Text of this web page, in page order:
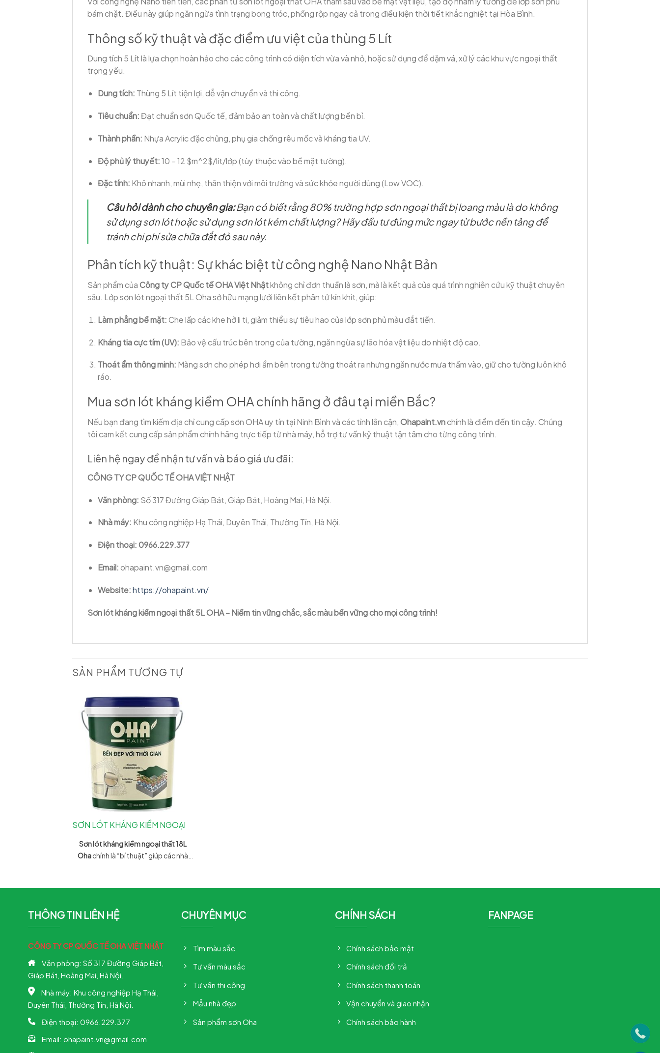
bám chặt. Điều này giúp ngăn ngừa tình trạng bong tróc, phồng rộp ngay cả trong điều kiện thời tiết khắc nghiệt tại Hòa Bình.
Thông số kỹ thuật và đặc điểm ưu việt của thùng 5 Lít
Dung tích 5 Lít là lựa chọn hoàn hảo cho các công trình có diện tích vừa và nhỏ, hoặc sử dụng để dặm vá, xử lý các khu vực ngoại thất
trọng yếu.
Dung tích: Thùng 5 Lít tiện lợi, dễ vận chuyển và thi công.
Tiêu chuẩn:Đạt chuẩn sơn Quốc tế, đảm bảo an toàn và chất lượng bền bỉ.
Thành phần: Nhựa Acrylic đặc chủng, phụ gia chống rêu mốc và kháng tia UV.
Độ phủ lý thuyết:10 – 12 $m^2$/lít/lớp (tùy thuộc vào bề mặt tường).
Đặc tính: Khô nhanh, mùi nhẹ, thân thiện với môi trường và sức khỏe người dùng (Low VOC).
Câu hỏi dành cho chuyên gia:Bạn có biết rằng 80% trường hợp sơn ngoại thất bị loang màu là do không
sử dụng sơn lót hoặc sử dụng sơn lót kém chất lượng? Hãy đầu tư đúng mức ngay từ bước nền tảng để
tránh chi phí sửa chữa đắt đỏ sau này.
Phân tích kỹ thuật: Sự khác biệt từ công nghệ Nano Nhật Bản
Sản phẩm củaCông ty CP Quốc tế OHA Việt Nhậtkhông chỉ đơn thuần là sơn, mà là kết quả của quá trình nghiên cứu kỹ thuật chuyên
sâu. Lớp sơn lót ngoại thất 5L Oha sở hữu mạng lưới liên kết phân tử kín khít, giúp:
Làm phẳng bề mặt:Che lấp các khe hở li ti, giảm thiểu sự tiêu hao của lớp sơn phủ màu đắt tiền.
Kháng tia cực tím (UV): Bảo vệ cấu trúc bên trong của tường, ngăn ngừa sự lão hóa vật liệu do nhiệt độ cao.
Thoát ẩm thông minh: Màng sơn cho phép hơi ẩm bên trong tường thoát ra nhưng ngăn nước mưa thấm vào, giữ cho tường luôn khô
ráo.
Mua sơn lót kháng kiềm OHA chính hãng ở đâu tại miền Bắc?
Nếu bạn đang tìm kiếm địa chỉ cung cấp sơn OHA uy tín tại Ninh Bình và các tỉnh lân cận,Ohapaint.vnchính là điểm đến tin cậy. Chúng
tôi cam kết cung cấp sản phẩm chính hãng trực tiếp từ nhà máy, hỗ trợ tư vấn kỹ thuật tận tâm cho từng công trình.
Liên hệ ngay để nhận tư vấn và báo giá ưu đãi:
CÔNG TY CP QUỐC TẾ OHA VIỆT NHẬT
Văn phòng: Số 317 Đường Giáp Bát, Giáp Bát, Hoàng Mai, Hà Nội.
Nhà máy: Khu công nghiệp Hạ Thái, Duyên Thái, Thường Tín, Hà Nội.
Điện thoại:0966.229.377
Email:ohapaint.vn@gmail.com
Website:https://ohapaint.vn/
Sơn lót kháng kiềm ngoại thất 5L OHA – Niềm tin vững chắc, sắc màu bền vững cho mọi công trình!
SẢN PHẨM TƯƠNG TỰ
SƠN LÓT KHÁNG KIỀM NGOẠI
THẤT 18L OHA
Sơn lót kháng kiềm ngoại thất 18L
Ohachính là “bí thuật” giúp các nhà
chặn triệt để hiện tượng kiềm hóa và
Quốc tế.
THÔNG TIN LIÊN HỆ
CÔNG TY CP QUỐC TẾ OHA VIỆT NHẬT
Văn phòng: Số 317 Đường Giáp Bát,
Giáp Bát, Hoàng Mai, Hà Nội.
Nhà máy: Khu công nghiệp Hạ Thái,
Duyên Thái, Thường Tín, Hà Nội.
Điện thoại: 0966.229.377
Email: ohapaint.vn@gmail.com
CHUYÊN MỤC
Tìm màu sắc
Tư vấn màu sắc
Tư vấn thi công
Mẫu nhà đẹp
Sản phẩm sơn Oha
CHÍNH SÁCH
Chính sách bảo mật
Chính sách đổi trả
Chính sách thanh toán
Vận chuyển và giao nhận
Chính sách bảo hành
FANPAGE